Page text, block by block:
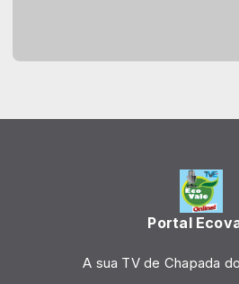
Portal
A sua TV de Chapada